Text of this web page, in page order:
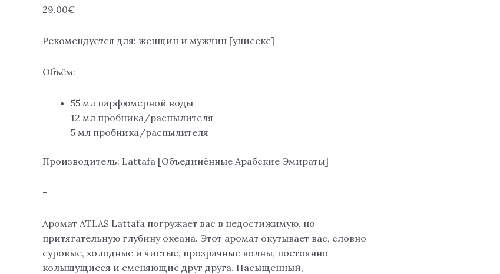
29.00€
Рекомендуется для: женщин и мужчин [унисекс]
Объём:
55 мл парфюмерной воды
12 мл пробника/распылителя
5 мл пробника/распылителя
Производитель: Lattafa [Объединённые Арабские Эмираты]
–
Аромат ATLAS Lattafa погружает вас в недостижимую, но
притягательную глубину океана. Этот аромат окутывает вас, словно
суровые, холодные и чистые, прозрачные волны, постоянно
колышущиеся и сменяющие друг друга. Насыщенный,